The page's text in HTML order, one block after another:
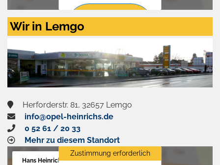
Zustimmen
aktivieren
Wir in Lemgo
Herforderstr. 81, 32657 Lemgo
info@opel-heinrichs.de
0 52 61 / 20 33
Mehr zu diesem Standort
Hans Heinrichs GmbH
Zustimmung erforderlich